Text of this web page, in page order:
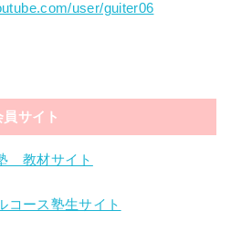
user/guiter06
サイト
教材サイト
コース塾生サイト